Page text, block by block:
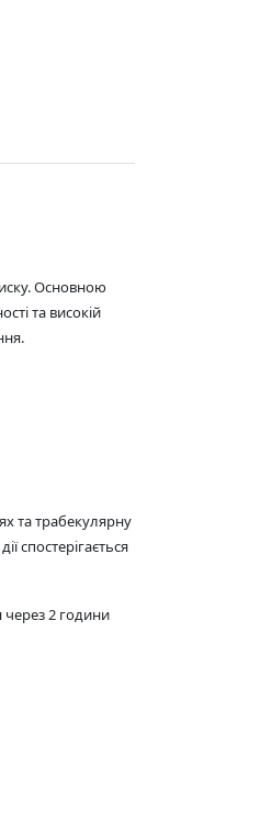
Основною
та високій
та трабекулярну
спостерігається
через 2 години